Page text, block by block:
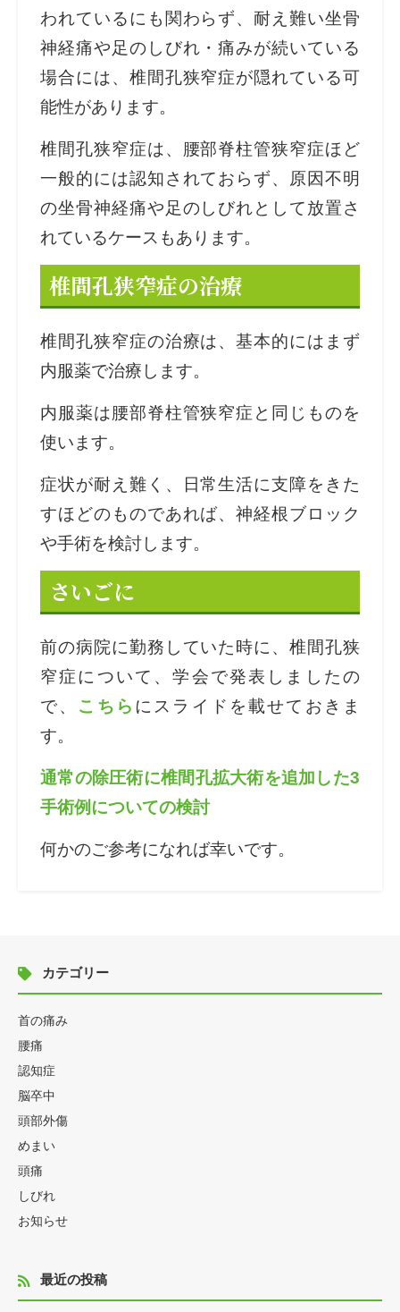
われているにも関わらず、耐え難い坐骨
神経痛や足のしびれ・痛みが続いている
場合には、椎間孔狭窄症が隠れている可
能性があります。
椎間孔狭窄症は、腰部脊柱管狭窄症ほど
一般的には認知されておらず、原因不明
の坐骨神経痛や足のしびれとして放置さ
れているケースもあります。
椎間孔狭窄症の治療
椎間孔狭窄症の治療は、基本的にはまず
内服薬で治療します。
内服薬は腰部脊柱管狭窄症と同じものを
使います。
症状が耐え難く、日常生活に支障をきた
すほどのものであれば、神経根ブロック
や手術を検討します。
さいごに
前の病院に勤務していた時に、椎間孔狭
窄症について、学会で発表しましたの
で、 こちら にスライドを載せておきま
す。
通常の除圧術に椎間孔拡大術を追加した3
手術例についての検討
何かのご参考になれば幸いです。
カテゴリー
首の痛み
腰痛
認知症
脳卒中
頭部外傷
めまい
頭痛
しびれ
お知らせ
最近の投稿